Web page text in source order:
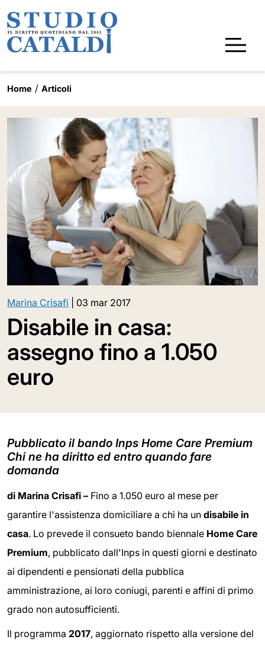
Home Articoli
Marina Crisafi 03 mar 2017
Disabile in casa:
assegno fino a 1.050
euro
Pubblicato il bando Inps Home Care Premium
Chi ne ha diritto ed entro quando fare
domanda
di Marina Crisafi – Fino a 1.050 euro al mese per
garantire l'assistenza domiciliare a chi ha un disabile in
casa. Lo prevede il consueto bando biennale Home Care
Premium, pubblicato dall'Inps in questi giorni e destinato
ai dipendenti e pensionati della pubblica
amministrazione, ai loro coniugi, parenti e affini di primo
grado non autosufficienti.
Il programma 2017, aggiornato rispetto alla versione del